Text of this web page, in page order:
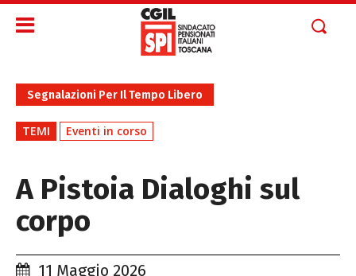
Segnalazioni Per Il Tempo Libero
TEMI Eventi in corso
A Pistoia Dialoghi sul
corpo
11 Maggio 2026